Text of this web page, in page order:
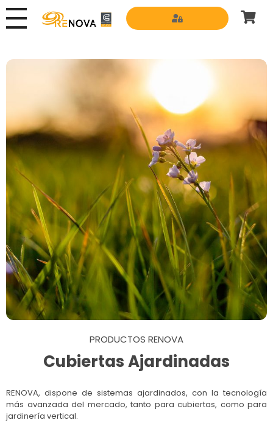
PRODUCTOS RENOVA
Cubiertas Ajardinadas
RENOVA, dispone de sistemas ajardinados, con la tecnología
más avanzada del mercado, tanto para cubiertas, como para
jardinería vertical.